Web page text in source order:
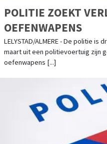
POLITIE ZOEKT
OEFENWAPENS
LELYSTAD/ALMERE - De politie
maart uit een politievoertuig zijn
oefenwapens [...]